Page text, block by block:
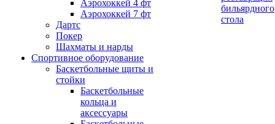
Аэрохоккей 4 фт
Аэрохоккей 7 фт
Дартс
Покер
Шахматы и нарды
Спортивное оборудование
Баскетбольные щиты и
стойки
Баскетбольные
кольца и
аксессуары
бильярдного
стола